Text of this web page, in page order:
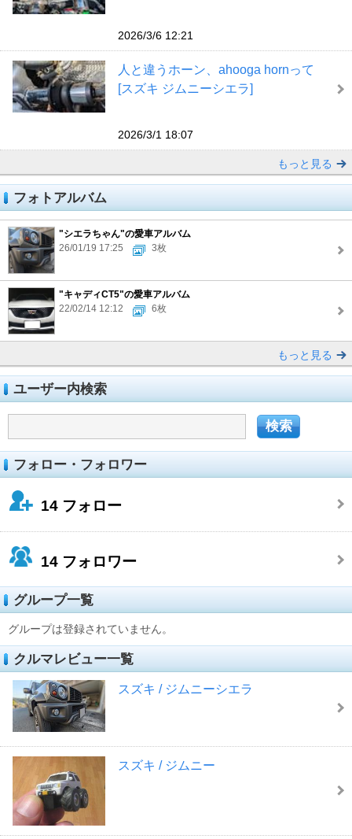
2026/3/6 12:21
人と違うホーン、ahooga hornって
[スズキ ジムニーシエラ]
2026/3/1 18:07
もっと見る
フォトアルバム
"シエラちゃん"の愛車アルバム
26/01/19 17:25
3枚
"キャディCT5"の愛車アルバム
22/02/14 12:12
6枚
もっと見る
ユーザー内検索
フォロー・フォロワー
14 フォロー
14 フォロワー
グループ一覧
グループは登録されていません。
クルマレビュー一覧
スズキ / ジムニーシエラ
スズキ / ジムニー